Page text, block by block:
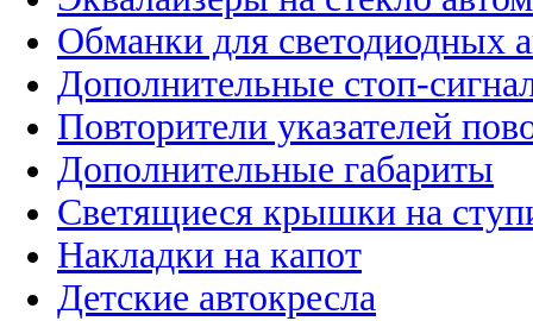
Обманки для светодиодных
Дополнительные стоп-
Повторители указателей
Дополнительные габариты
Светящиеся крышки на
Накладки на капот
Детские автокресла